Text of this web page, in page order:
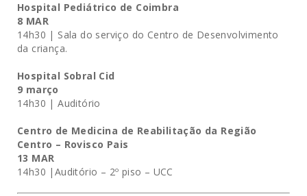
Hospital Pediátrico de Coimbra
8 MAR
14h30 | Sala do serviço do Centro de Desenvolvimento
da criança.
Hospital Sobral Cid
9 março
14h30 | Auditório
Centro de Medicina de Reabilitação da Região
Centro – Rovisco Pais
13 MAR
14h30 |Auditório – 2º piso – UCC